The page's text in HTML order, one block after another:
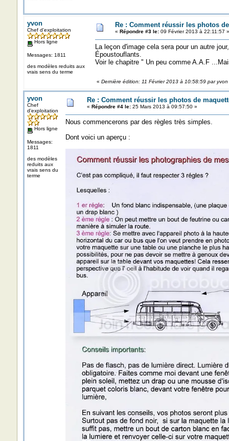
yvon
Chef d'exploitation
Hors ligne
Messages: 1811
des modèles reduits aux
vrais sens du terme
Re : Comment réussir les photos
« Répondre #3 le:09 Février 2013 à 22:11:57 »
La leçon d'image cela sera pour un autre
Époustouflants.
Voir le chapitre " Un peu comme A.A.F
« Dernière édition: 11 Février 2013 à 10:58:59 par yvon
yvon
Chef
d'exploitation
Hors ligne
Messages:
1811
des modèles
reduits aux
vrais sens du
terme
Re : Comment réussir les photos de
« Répondre #4 le:25 Mars 2013 à 09:57:50 »
Nous commencerons par des règles très simples.
Dont voici un aperçu :